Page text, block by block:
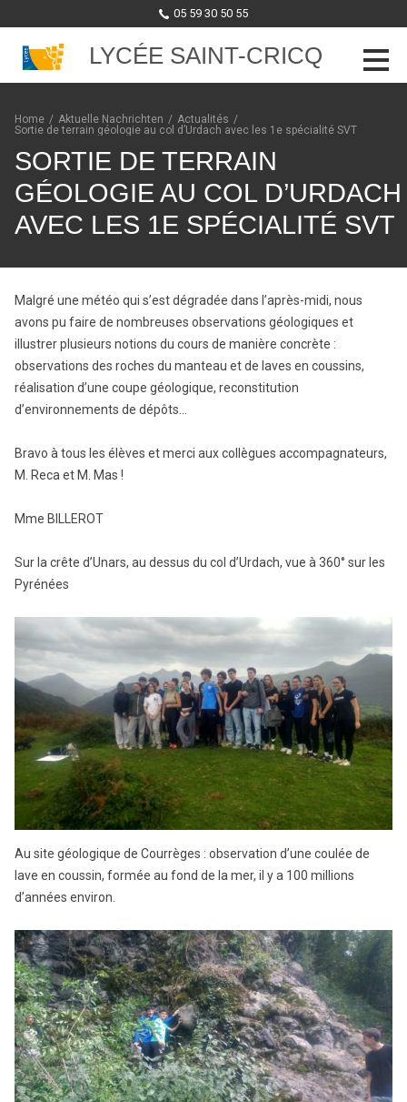
05 59 30 50 55
LYCÉE SAINT-CRICQ
Skip to content
Home / Aktuelle Nachrichten / Actualités /
Sortie de terrain géologie au col d’Urdach avec les 1e spécialité SVT
SORTIE DE TERRAIN
GÉOLOGIE AU COL D’URDACH
AVEC LES 1E SPÉCIALITÉ SVT
Malgré une météo qui s’est dégradée dans l’après-midi, nous
avons pu faire de nombreuses observations géologiques et
illustrer plusieurs notions du cours de manière concrète :
observations des roches du manteau et de laves en coussins,
réalisation d’une coupe géologique, reconstitution
d’environnements de dépôts…
Bravo à tous les élèves et merci aux collègues accompagnateurs,
M. Reca et M. Mas !
Mme BILLEROT
Sur la crête d’Unars, au dessus du col d’Urdach, vue à 360° sur les
Pyrénées
Au site géologique de Courrèges : observation d’une coulée de
lave en coussin, formée au fond de la mer, il y a 100 millions
d’années environ.